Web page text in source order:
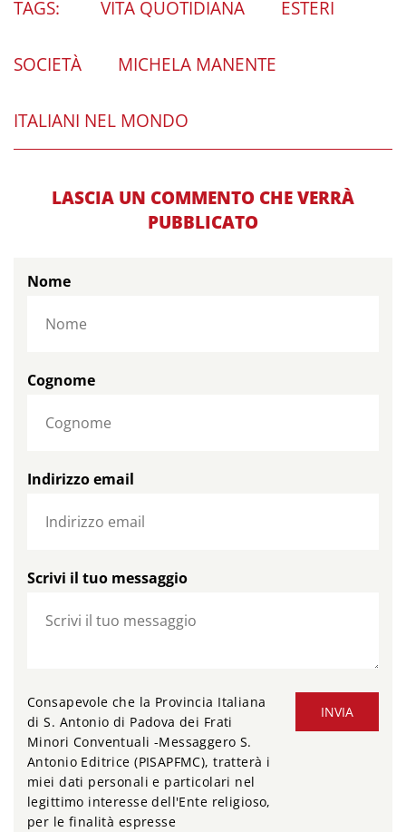
TAGS: VITA QUOTIDIANA ESTERI
SOCIETÀ MICHELA MANENTE
ITALIANI NEL MONDO
LASCIA UN COMMENTO CHE VERRÀ
PUBBLICATO
Nome
Cognome
Indirizzo email
Scrivi il tuo messaggio
INVIA
Consapevole che la Provincia Italiana
di S. Antonio di Padova dei Frati
Minori Conventuali -Messaggero S.
Antonio Editrice (PISAPFMC), tratterà i
miei dati personali e particolari nel
legittimo interesse dell'Ente religioso,
per le finalità espresse